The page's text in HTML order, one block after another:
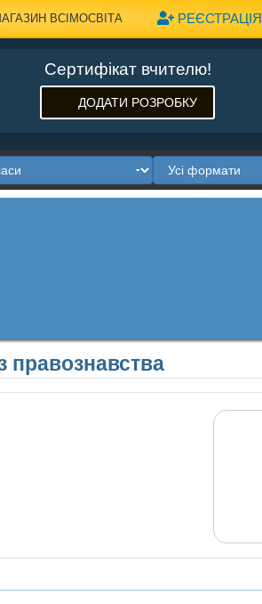
РЕЄСТРАЦІЯ
ВСІМОСВІТА
Сертифікат вчителю!
ДОДАТИ РОЗРОБКУ
правознавства